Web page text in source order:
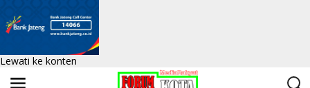
Lewati ke konten